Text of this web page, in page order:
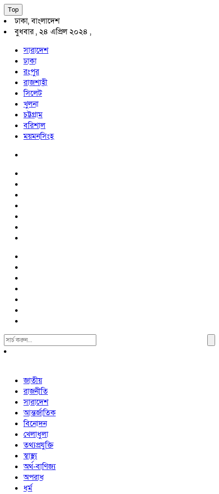
Top
ঢাকা, বাংলাদেশ
বুধবার , ২৪ এপ্রিল ২০২৪ ,
সারাদেশ
ঢাকা
রংপুর
রাজশাহী
সিলেট
খুলনা
চট্টগ্রাম
বরিশাল
ময়মনসিংহ
Search
For:
জাতীয়
রাজনীতি
সারাদেশ
আন্তর্জাতিক
বিনোদন
খেলাধুলা
তথ্যপ্রযুক্তি
স্বাস্থ্য
অর্থ-বাণিজ্য
অপরাধ
ধর্ম